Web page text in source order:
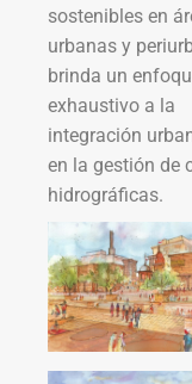
sostenibles en
urbanas y
brinda un
exhaustivo a la
integración
en la gestión de
hidrográficas.